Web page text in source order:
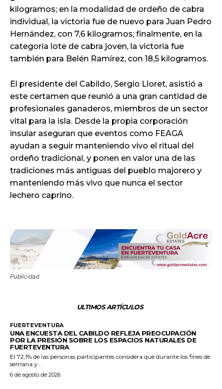
kilogramos; en la modalidad de ordeño de cabra
individual, la victoria fue de nuevo para Juan Pedro
Hernández, con 7,6 kilogramos; finalmente, en la
categoría lote de cabra joven, la victoria fue
también para Belén Ramírez, con 18,5 kilogramos.
El presidente del Cabildo, Sergio Lloret, asistió a
este certamen que reunió a una gran cantidad de
profesionales ganaderos, miembros de un sector
vital para la isla. Desde la propia corporación
insular aseguran que eventos como FEAGA
ayudan a seguir manteniendo vivo el ritual del
ordeño tradicional, y ponen en valor una de las
tradiciones más antiguas del pueblo majorero y
manteniendo más vivo que nunca el sector
lechero caprino.
Publicidad
ULTIMOS ARTÍCULOS
FUERTEVENTURA
UNA ENCUESTA DEL CABILDO REFLEJA PREOCUPACIÓN
POR LA PRESIÓN SOBRE LOS ESPACIOS NATURALES DE
FUERTEVENTURA
El 72,1% de las personas participantes considera que durante los fines de
semana y...
6 de agosto de 2026